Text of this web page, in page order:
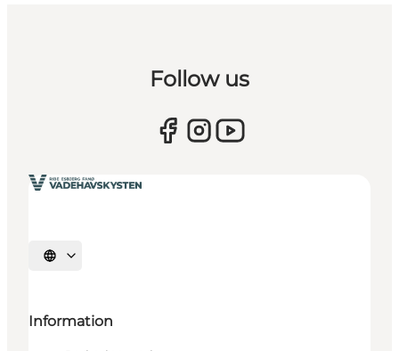
Follow us
Vælg sprog
Information